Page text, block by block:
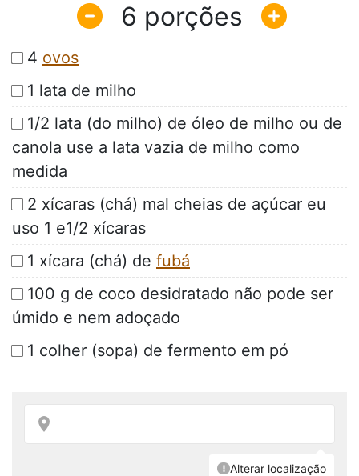
6
4 ovos
1 lata de milho
1/2 lata (do milho) de óleo de milho ou de
canola use a lata vazia de milho como
medida
2 xícaras (chá) mal cheias de açúcar eu
uso 1 e1/2 xícaras
1 xícara (chá) de fubá
100 g de coco desidratado não pode ser
úmido e nem adoçado
1 colher (sopa) de fermento em pó